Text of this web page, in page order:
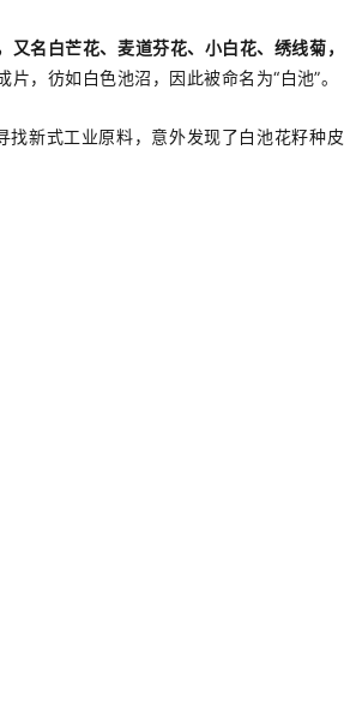
又名白芒花、麦道芬花、小白花、绣线菊，
，彷如白色池沼，因此被命名为“白池”。
新式工业原料，意外发现了白池花籽种皮